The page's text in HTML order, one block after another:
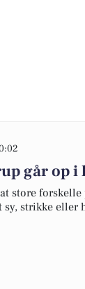
går op i
store
sy, strikke